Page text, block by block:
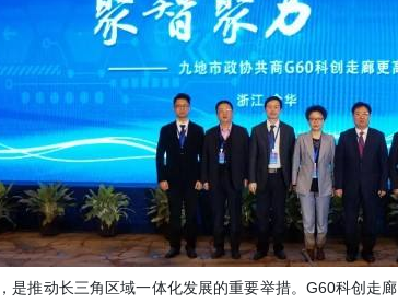
是推动长三角区域一体化发展的重要举措。G60科创走